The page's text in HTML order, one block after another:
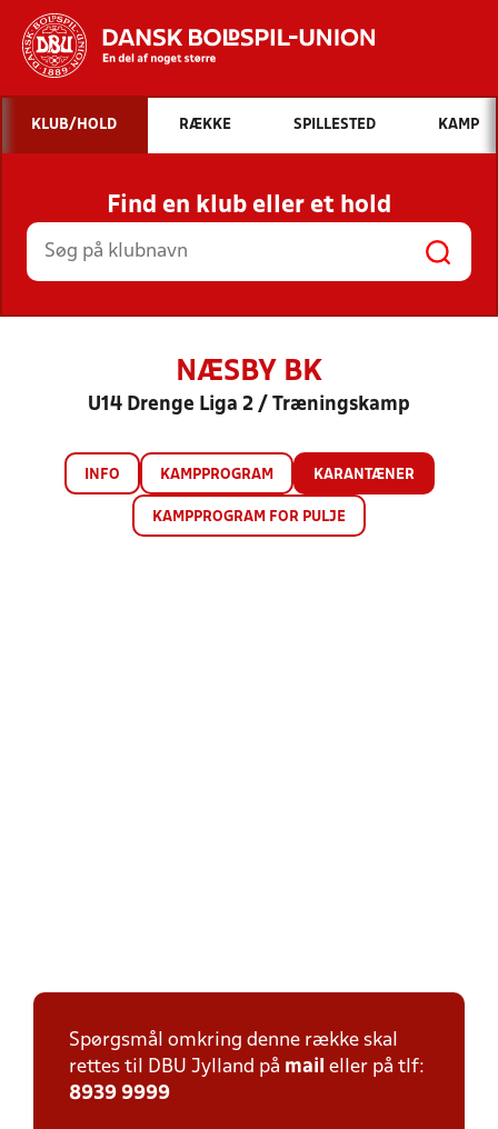
Hvad vil du søge efter?
INDHOLD OG NYHEDER
STILLINGER, RESULTATER, KLUBBER OG
HOLD
KLUB/HOLD RÆKKE SPILLESTED KAMP
Find en klub eller et hold
NÆSBY BK
U14 Drenge Liga 2 / Træningskamp
INFO KAMPPROGRAM KARANTÆNER
KAMPPROGRAM FOR PULJE
Spørgsmål omkring denne række skal
rettes til DBU Jylland på mail eller på tlf:
8939 9999